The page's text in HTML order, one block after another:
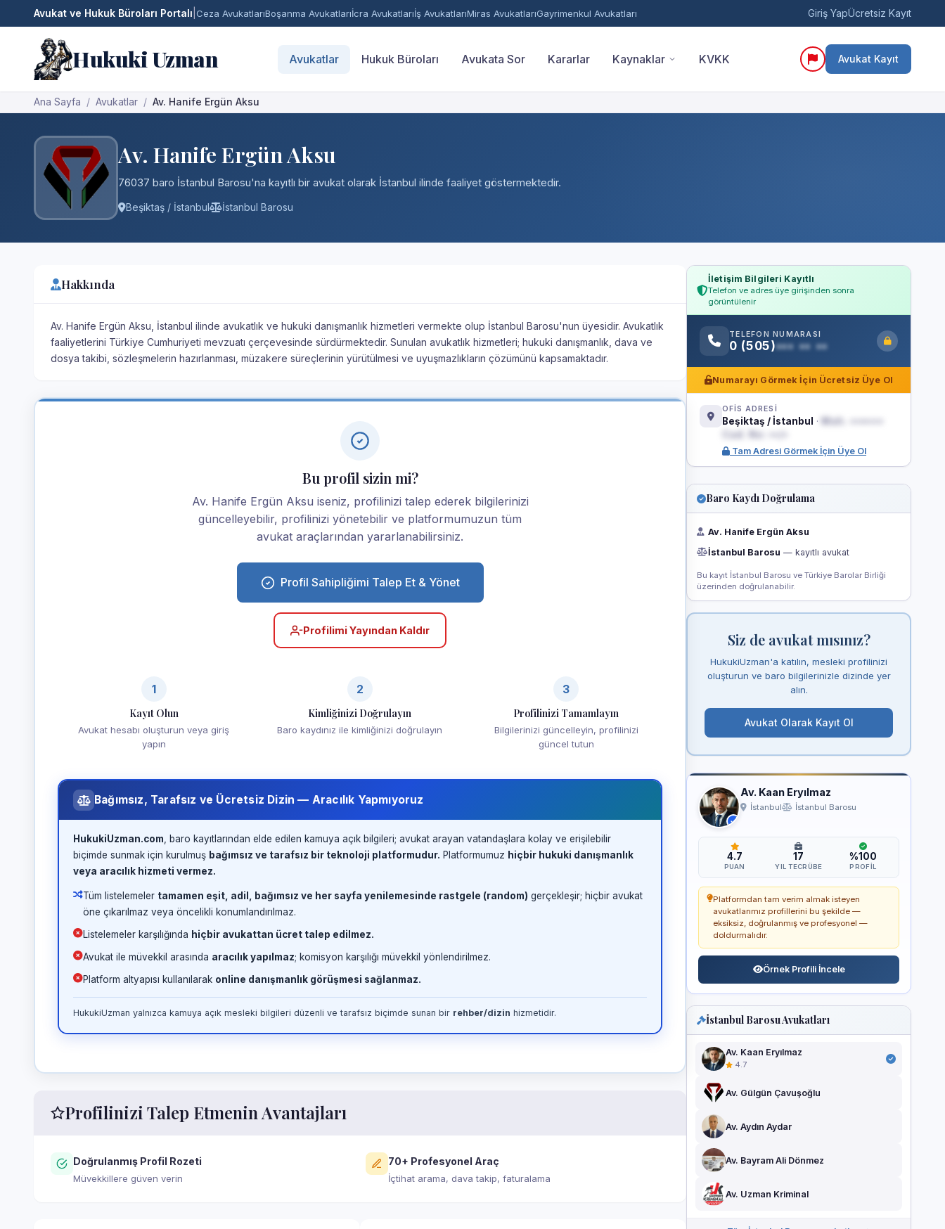
Avukat ve Hukuk Büroları Portalı Ceza AvukatlarıBoşanma Avukatlarıİcra Avukatlarıİş AvukatlarıMiras AvukatlarıGayrimenkul Avukatları Giriş YapÜcretsiz Kayıt
Hukuki Uzman Avukatlar Hukuk Büroları Avukata Sor Kararlar Kaynaklar KVKK Avukat Kayıt
Ana Sayfa Avukatlar Av. Hanife Ergün Aksu
Av. Hanife Ergün Aksu
76037 baro İstanbul Barosu'na kayıtlı bir avukat olarak İstanbul ilinde faaliyet göstermektedir.
Beşiktaş / İstanbul İstanbul Barosu
Hakkında
Av. Hanife Ergün Aksu, İstanbul ilinde avukatlık ve hukuki danışmanlık hizmetleri vermekte olup İstanbul Barosu'nun üyesidir. Avukatlık
faaliyetlerini Türkiye Cumhuriyeti mevzuatı çerçevesinde sürdürmektedir. Sunulan avukatlık hizmetleri; hukuki danışmanlık, dava ve
dosya takibi, sözleşmelerin hazırlanması, müzakere süreçlerinin yürütülmesi ve uyuşmazlıkların çözümünü kapsamaktadır.
Bu profil sizin mi?
Av. Hanife Ergün Aksu iseniz, profilinizi talep ederek bilgilerinizi
güncelleyebilir, profilinizi yönetebilir ve platformumuzun tüm
avukat araçlarından yararlanabilirsiniz.
Profil Sahipliğimi Talep Et & Yönet
Profilimi Yayından Kaldır
1
Kayıt Olun
Avukat hesabı oluşturun veya giriş
yapın
2
Kimliğinizi Doğrulayın
Baro kaydınız ile kimliğinizi doğrulayın
3
Profilinizi Tamamlayın
Bilgilerinizi güncelleyin, profilinizi
güncel tutun
Bağımsız, Tarafsız ve Ücretsiz Dizin — Aracılık Yapmıyoruz
HukukiUzman.com , baro kayıtlarından elde edilen kamuya açık bilgileri; avukat arayan vatandaşlara kolay ve erişilebilir
biçimde sunmak için kurulmuş bağımsız ve tarafsız bir teknoloji platformudur. Platformumuz hiçbir hukuki danışmanlık
veya aracılık hizmeti vermez.
Tüm listelemeler tamamen eşit, adil, bağımsız ve her sayfa yenilemesinde rastgele (random) gerçekleşir; hiçbir avukat
öne çıkarılmaz veya öncelikli konumlandırılmaz.
Listelemeler karşılığında hiçbir avukattan ücret talep edilmez.
Avukat ile müvekkil arasında aracılık yapılmaz; komisyon karşılığı müvekkil yönlendirilmez.
Platform altyapısı kullanılarak online danışmanlık görüşmesi sağlanmaz.
HukukiUzman yalnızca kamuya açık mesleki bilgileri düzenli ve tarafsız biçimde sunan bir rehber/dizin hizmetidir.
Profilinizi Talep Etmenin Avantajları
Doğrulanmış Profil Rozeti
Müvekkillere güven verin
70+ Profesyonel Araç
İçtihat arama, dava takip, faturalama
İletişim Bilgileri Kayıtlı
Telefon ve adres üye girişinden sonra
görüntülenir
TELEFON NUMARASI
0 (505)••• •• ••
Numarayı Görmek İçin Ücretsiz Üye Ol
OFİS ADRESİ
Beşiktaş / İstanbul ·
Cad. No: ••/•
Tam Adresi Görmek İçin Üye Ol
Baro Kaydı Doğrulama
Av. Hanife Ergün Aksu
İstanbul Barosu — kayıtlı avukat
Bu kayıt İstanbul Barosu ve Türkiye Barolar Birliği
üzerinden doğrulanabilir.
Siz de avukat mısınız?
HukukiUzman'a katılın, mesleki profilinizi
oluşturun ve baro bilgilerinizle dizinde yer
alın.
Avukat Olarak Kayıt Ol
Av. Kaan Eryılmaz
İstanbul İstanbul Barosu
4.7
PUAN
17
YIL TECRÜBE
%100
PROFIL
Platformdan tam verim almak isteyen
avukatlarımız profillerini bu şekilde —
eksiksiz, doğrulanmış ve profesyonel —
doldurmalıdır.
Örnek Profili İncele
İstanbul Barosu Avukatları
Av. Kaan Eryılmaz
4.7
Av. Gülgün Çavuşoğlu
Av. Aydın Aydar
Av. Bayram Ali Dönmez
Av. Uzman Kriminal